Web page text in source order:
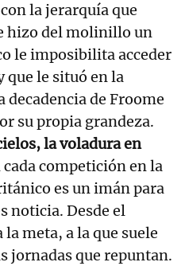
la jerarquía que
hizo del molinillo un
le imposibilita acceder
que le situó en la
decadencia de Froome
su propia grandeza.
la voladura en
cada competición en la
es un imán para
noticia. Desde el
meta, a la que suele
jornadas que repuntan.